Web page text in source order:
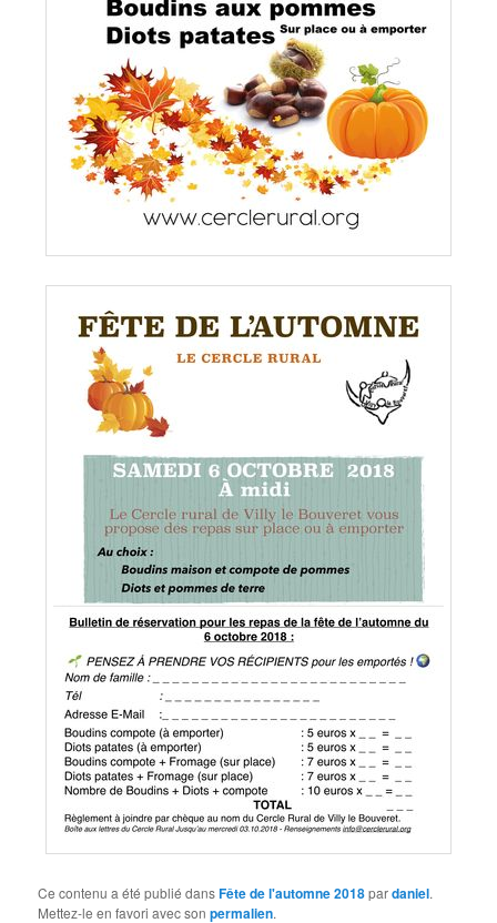
Ce contenu a été publié dansFête de l'automne 2018pardaniel.
Mettez-le en favori avec sonpermalien.